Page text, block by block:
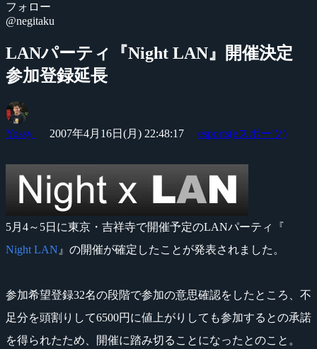
フォロー
@negitaku
LANパーティ『Night LAN』開催決定
参加登録延長
Yossy 2007年4月16日(月) 22:48:17 esports(eスポーツ)
5月4～5日に東京・吉祥寺で開催予定のLANパーティ『
Night LAN 』の開催が確定したことが発表されました。
参加希望登録32名の段階で参加の意思確認をしたところ、不
足分を頭割りして6500円に値上がりしても参加するとの承諾
を得られたため、開催に踏み切ることになったとのこと。